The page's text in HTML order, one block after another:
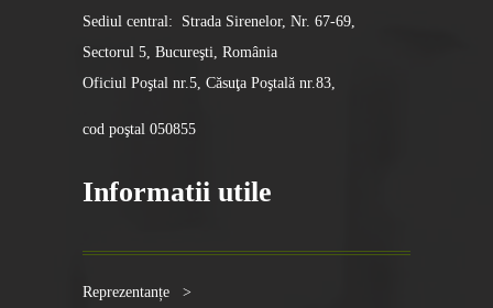
Sediul central: Strada Sirenelor, Nr. 67-69,
Sectorul 5, Bucureşti, România
Oficiul Poştal nr.5, Căsuţa Poştală nr.83,
cod poştal 050855
Informatii utile
Reprezentanțe >